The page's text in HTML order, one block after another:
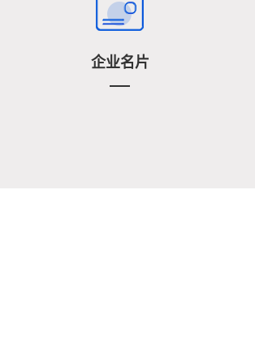
企业名片